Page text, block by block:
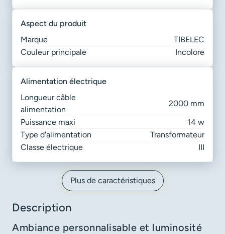
aspect du produit
Marque
TIBELEC
Couleur principale
Incolore
alimentation électrique
Longueur câble
alimentation
2000 mm
Puissance maxi
14 w
Type d'alimentation
Transformateur
Classe électrique
III
Plus de caractéristiques
Description
Ambiance personnalisable et luminosité